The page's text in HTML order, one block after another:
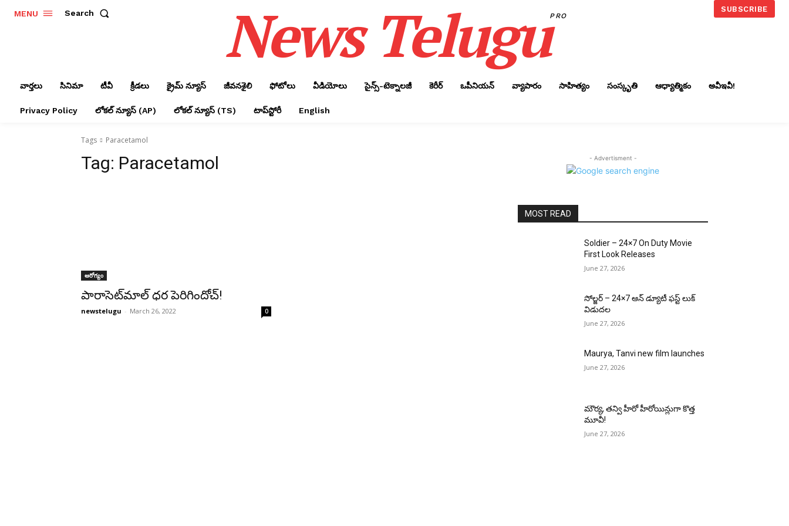
MENU Search News TeluguPRO
SUBSCRIBE
వార్తలు సినిమా టీవీ క్రీడలు క్రైమ్ న్యూస్‌ జీవనశైలి ఫోటోలు వీడియోలు సైన్స్‌-టెక్నాలజీ కెరీర్‌ ఒపీనియన్‌ వ్యాపారం సాహిత్యం సంస్కృతి ఆధ్యాత్మికం అవీఇవీ!
Privacy Policy లోక‌ల్ న్యూస్‌ (AP) లోక‌ల్ న్యూస్‌ (TS) టాప్‌స్టోరీ English
Tags Paracetamol
Tag: Paracetamol
ఆరోగ్యం
పారాసెట్‌మాల్‌ ధర పెరిగిందోచ్‌!
newstelugu - March 26, 2022 0
- Advertisment -
MOST READ
Soldier – 24×7 On Duty Movie
First Look Releases
June 27, 2026
సోల్జర్ – 24×7 ఆన్ డ్యూటీ ఫస్ట్ లుక్
విడుదల
June 27, 2026
Maurya, Tanvi new film launches
June 27, 2026
మౌర్య‌, త‌న్వి హీరో హీరోయిన్లుగా కొత్త
మూవీ!
June 27, 2026